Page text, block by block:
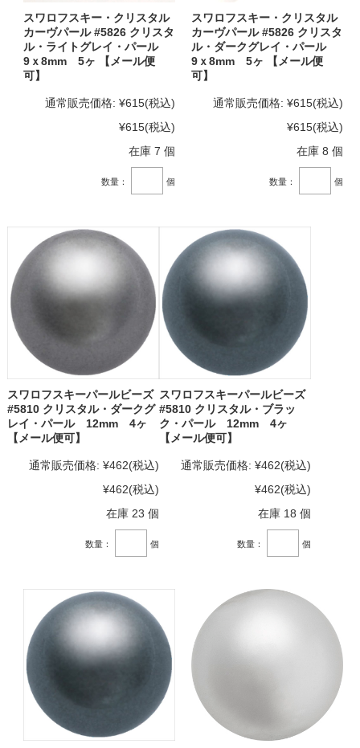
スワロフスキー・クリスタル
カーヴパール #5826 クリスタ
ル・ライトグレイ・パール
9ｘ8mm 5ヶ 【メール便
可】
通常販売価格: ¥615(税込)
¥615(税込)
在庫 7 個
数量： 個
スワロフスキー・クリスタル
カーヴパール #5826 クリスタ
ル・ダークグレイ・パール
9ｘ8mm 5ヶ 【メール便
可】
通常販売価格: ¥615(税込)
¥615(税込)
在庫 8 個
数量： 個
スワロフスキーパールビーズ
#5810 クリスタル・ダークグ
レイ・パール 12mm 4ヶ
【メール便可】
通常販売価格: ¥462(税込)
¥462(税込)
在庫 23 個
数量： 個
スワロフスキーパールビーズ
#5810 クリスタル・ブラッ
ク・パール 12mm 4ヶ
【メール便可】
通常販売価格: ¥462(税込)
¥462(税込)
在庫 18 個
数量： 個